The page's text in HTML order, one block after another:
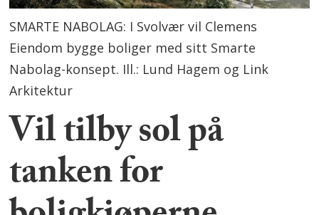
SMARTE NABOLAG: I Svolvær vil Clemens
Eiendom bygge boliger med sitt Smarte
Nabolag-konsept. Ill.: Lund Hagem og Link
Arkitektur
Vil tilby sol på
tanken for